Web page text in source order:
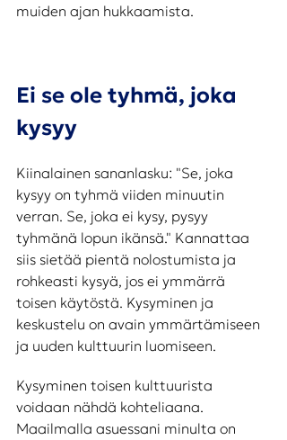
muiden ajan hukkaamista.
Ei se ole tyhmä, joka
kysyy
Kiinalainen sananlasku: "Se, joka
kysyy on tyhmä viiden minuutin
verran. Se, joka ei kysy, pysyy
tyhmänä lopun ikänsä." Kannattaa
siis sietää pientä nolostumista ja
rohkeasti kysyä, jos ei ymmärrä
toisen käytöstä. Kysyminen ja
keskustelu on avain ymmärtämiseen
ja uuden kulttuurin luomiseen.
Kysyminen toisen kulttuurista
voidaan nähdä kohteliaana.
Maailmalla asuessani minulta on